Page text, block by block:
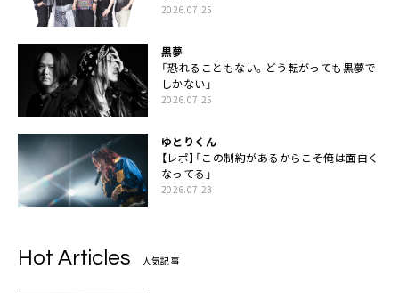
2026.07.25
黒夢
「恐れることもない。どう転がっても黒夢で
しかない」
2026.07.25
ゆとりくん
【レポ】「この制約があるからこそ俺は面白く
なってる」
2026.07.23
Hot Articles 人気記事